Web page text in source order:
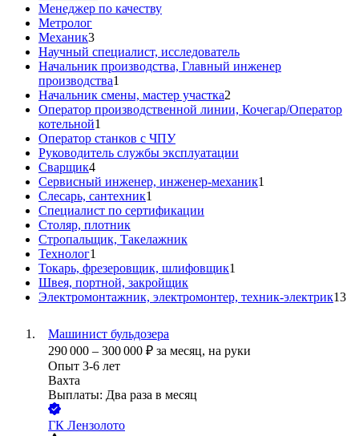
Менеджер по качеству
Метролог
Механик3
Научный специалист, исследователь
Начальник производства, Главный инженер
производства1
Начальник смены, мастер участка2
Оператор производственной линии, Кочегар/Оператор
котельной1
Оператор станков с ЧПУ
Руководитель службы эксплуатации
Сварщик4
Сервисный инженер, инженер-механик1
Слесарь, сантехник1
Специалист по сертификации
Столяр, плотник
Стропальщик, Такелажник
Технолог1
Токарь, фрезеровщик, шлифовщик1
Швея, портной, закройщик
Электромонтажник, электромонтер, техник-электрик13
Машинист бульдозера
290 000 – 300 000 ₽ за месяц, на руки
Опыт 3-6 лет
Вахта
Выплаты: Два раза в месяц
ГК Лензолото